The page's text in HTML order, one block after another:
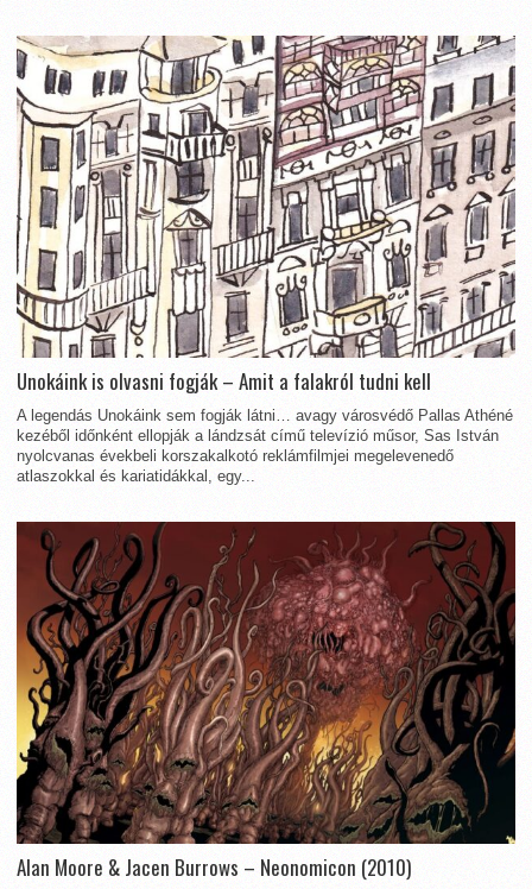
Unokáink is olvasni fogják – Amit a falakról tudni kell
A legendás Unokáink sem fogják látni… avagy városvédő Pallas Athéné
kezéből időnként ellopják a lándzsát című televízió műsor, Sas István
nyolcvanas évekbeli korszakalkotó reklámfilmjei megelevenedő
atlaszokkal és kariatidákkal, egy...
Alan Moore & Jacen Burrows – Neonomicon (2010)